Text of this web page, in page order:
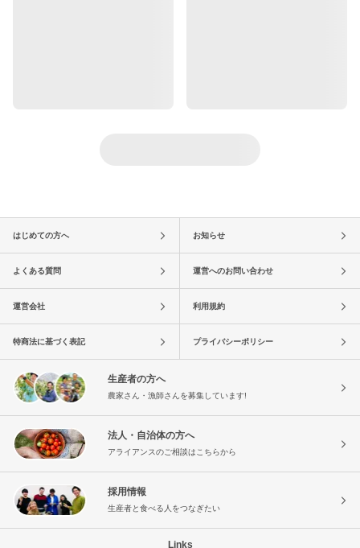
はじめての方へ お知らせ
よくある質問 運営へのお問い合わせ
運営会社 利用規約
特商法に基づく表記 プライバシーポリシー
生産者の方へ
農家さん・漁師さんを募集しています!
法人・自治体の方へ
アライアンスのご相談はこちらから
採用情報
生産者と食べる人をつなぎたい
Links